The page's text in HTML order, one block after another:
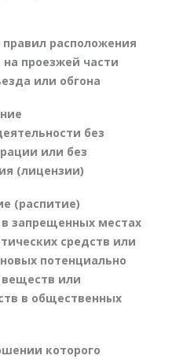
расположения
на проезжей части
или обгона
без
или без
(лицензии)
(распитие)
запрещенных местах
средств или
потенциально
веществ или
в общественных
которого